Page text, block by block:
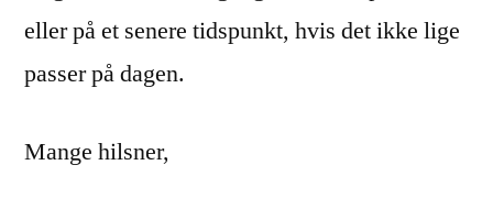
eller på et senere tidspunkt, hvis det ikke lige
passer på dagen.
Mange hilsner,